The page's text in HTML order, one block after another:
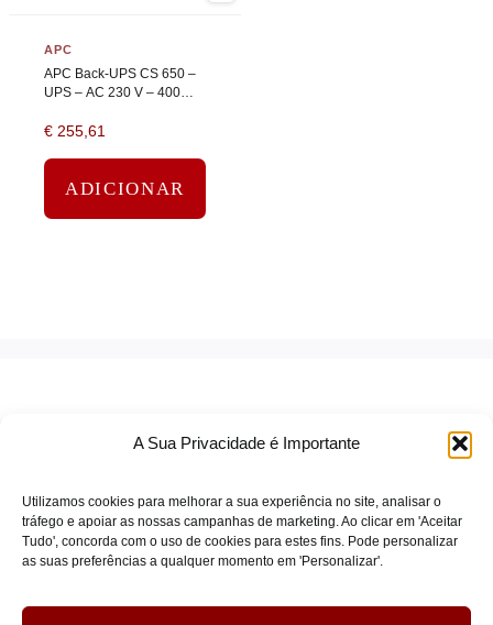
A Sua Privacidade é Importante
Utilizamos cookies para melhorar a sua experiência no site, analisar o
tráfego e apoiar as nossas campanhas de marketing. Ao clicar em 'Aceitar
Tudo', concorda com o uso de cookies para estes fins. Pode personalizar
as suas preferências a qualquer momento em 'Personalizar'.
APC
APC Back-UPS CS 650 –
UPS – AC 230 V – 400
USB – conectores de
€ 255,61
ADICIONAR
TERMOS DE SERVIÇO